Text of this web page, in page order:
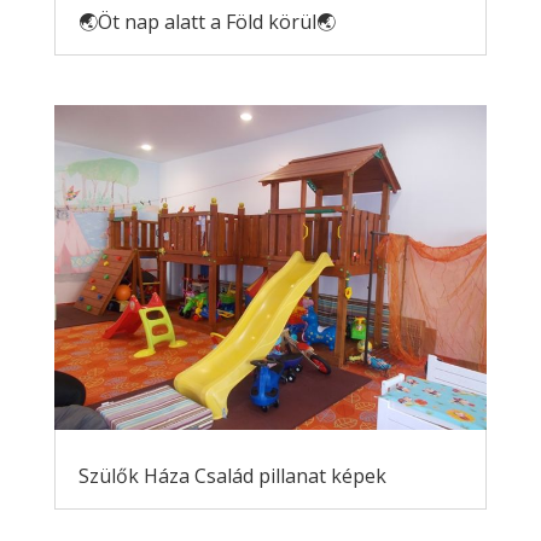
🌏Öt nap alatt a Föld körül🌏
Szülők Háza Család pillanat képek